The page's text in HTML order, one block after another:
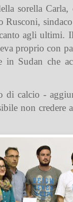
sorella
agli
proprio con
Sudan che
di calcio -
non credere